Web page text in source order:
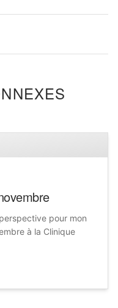
pour mon
à la Clinique